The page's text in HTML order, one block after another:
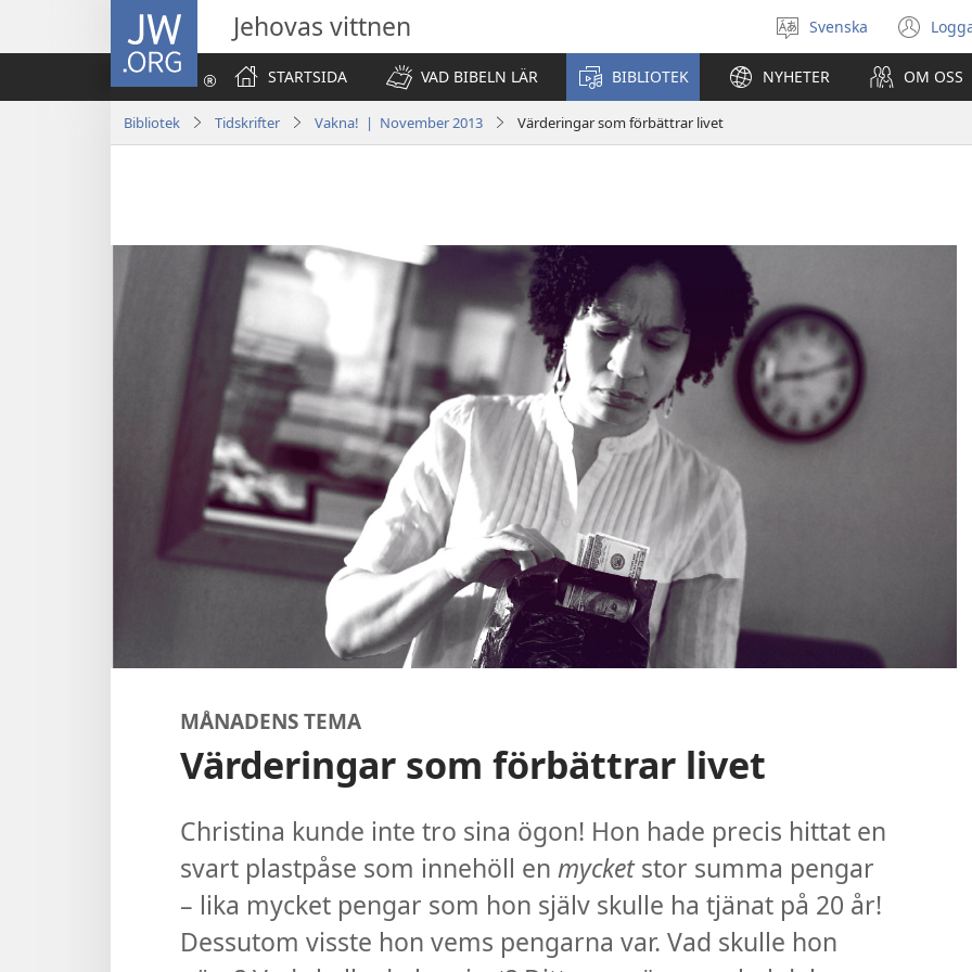
JW.ORG Jehovas vittnen
Välj
språk
Svenska
STARTSIDA
VAD BIBELN LÄR BIBLIOTEK NYHETER OM OSS
Bibliotek Tidskrifter Vakna! | November 2013 Värderingar som förbättrar livet
MÅNADENS TEMA
Värderingar som förbättrar livet
Christina kunde inte tro sina ögon! Hon hade precis hittat en
svart plastpåse som innehöll en mycketstor summa pengar
– lika mycket pengar som hon själv skulle ha tjänat på 20 år!
Dessutom visste hon vems pengarna var. Vad skulle hon